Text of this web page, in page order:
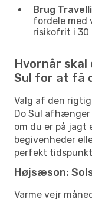
Brug
fordele med
risikofrit i 30
Hvornår skal
Sul for at få
Valg af den
Do Sul
om du er på jagt
begivenheder
perfekt
Højsæson:
Varme vejr